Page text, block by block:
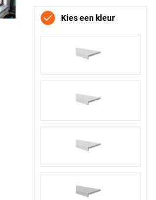
Kies een kleur